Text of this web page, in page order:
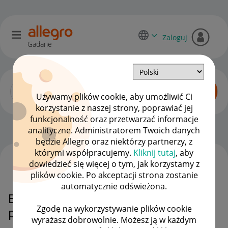
Używamy plików cookie, aby umożliwić Ci
korzystanie z naszej strony, poprawiać jej
funkcjonalność oraz przetwarzać informacje
analityczne. Administratorem Twoich danych
będzie Allegro oraz niektórzy partnerzy, z
którymi współpracujemy. Kliknij tutaj, aby
dowiedzieć się więcej o tym, jak korzystamy z
plików cookie. Po akceptacji strona zostanie
automatycznie odświeżona.
Zgodę na wykorzystywanie plików cookie
wyrażasz dobrowolnie. Możesz ją w każdym
Gadane
Zaloguj
Dyskusje kupujących OPCJE
Brak potwierdzeń o zakupie i
płatnosci na maila Yahoo!
WSZYSTKIE TEMATY